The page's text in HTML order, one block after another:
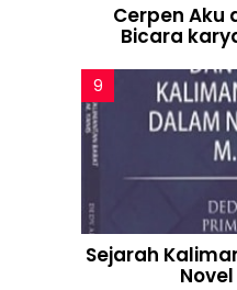
Cerpen Aku
Bicara
Sejarah